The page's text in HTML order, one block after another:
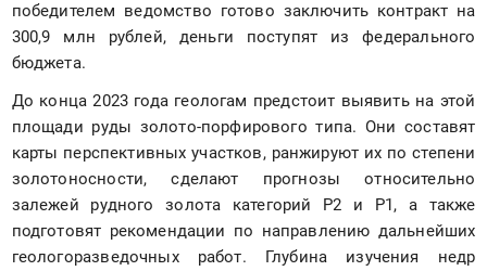
победителем ведомство готово заключить контракт на
300,9 млн рублей, деньги поступят из федерального
бюджета.
До конца 2023 года геологам предстоит выявить на этой
площади руды золото-порфирового типа. Они составят
карты перспективных участков, ранжируют их по степени
золотоносности, сделают прогнозы относительно
залежей рудного золота категорий Р2 и Р1, а также
подготовят рекомендации по направлению дальнейших
геологоразведочных работ. Глубина изучения недр